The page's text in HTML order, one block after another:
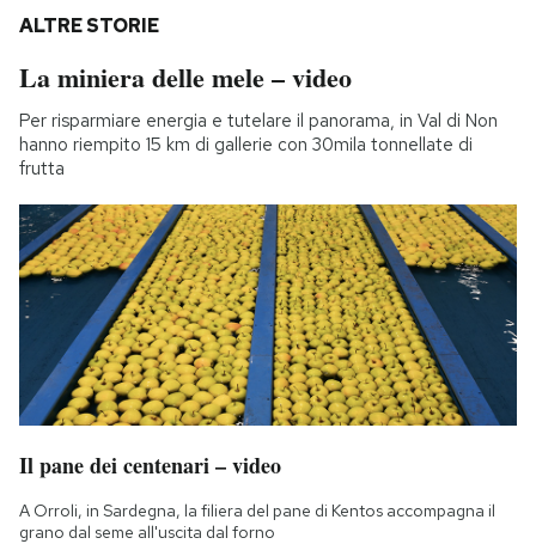
ALTRE STORIE
La miniera delle mele – video
Per risparmiare energia e tutelare il panorama, in Val di Non
hanno riempito 15 km di gallerie con 30mila tonnellate di
frutta
Il pane dei centenari – video
A Orroli, in Sardegna, la filiera del pane di Kentos accompagna il
grano dal seme all'uscita dal forno